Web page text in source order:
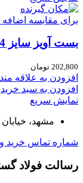
برای مقایسه اضافه
بست آویز سایز 4
202,800 تومان
افزودن به علاقه
افزودن به سبد خرید
نمایش سریع
مشهد،
شماره تماس خرید و
رسالت فولاد